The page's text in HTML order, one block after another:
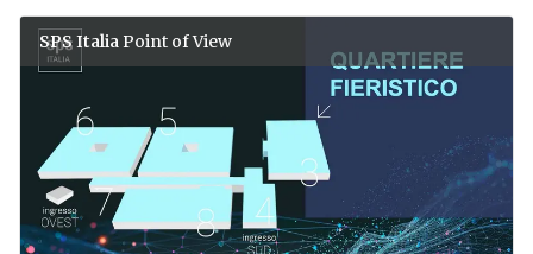
SPS ItaliaPoint of View